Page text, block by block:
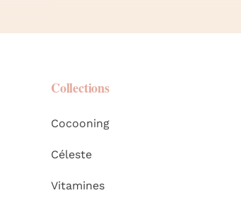
Collections
Cocooning
Céleste
Vitamines